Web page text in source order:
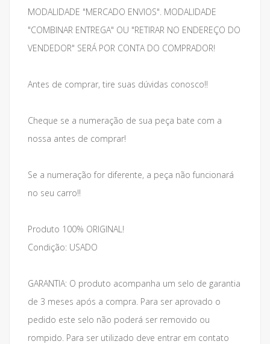
MODALIDADE "MERCADO ENVIOS". MODALIDADE
"COMBINAR ENTREGA" OU "RETIRAR NO ENDEREÇO DO
VENDEDOR" SERÁ POR CONTA DO COMPRADOR!
Antes de comprar, tire suas dúvidas conosco!!
Cheque se a numeração de sua peça bate com a
nossa antes de comprar!
Se a numeração for diferente, a peça não funcionará
no seu carro!!
Produto 100% ORIGINAL!
Condição: USADO
GARANTIA: O produto acompanha um selo de garantia
de 3 meses após a compra. Para ser aprovado o
pedido este selo não poderá ser removido ou
rompido. Para ser utilizado deve entrar em contato